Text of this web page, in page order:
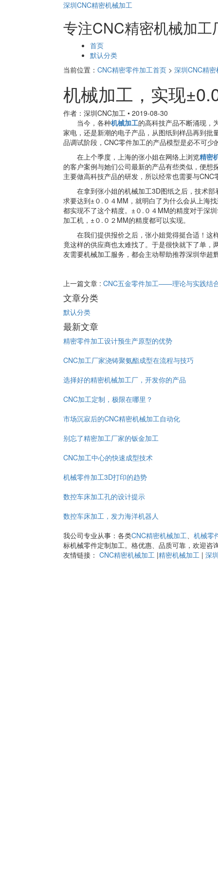
深圳CNC精密机械加工
专注CNC精密机械加工
导
航
首页
默认分类
当前位置： CNC精密零件加工首页 > 深圳CNC精
机械加工，实现
作者：深圳CNC加工 • 2019-08-30
当今，各种机械加工的高科技产品不断涌现，
家电，还是新潮的电子产品，从图纸到样品再到批
品调试阶段，CNC零件加工的产品模型是必不可
在上个季度，上海的张小姐在网络上浏览精密
的客户案例与她们公司最新的产品有些类似，便
主要做高科技产品的研发，所以经常也需要与CNC
在拿到张小姐的机械加工3D图纸之后，技术部
求要达到±０.０４MM，就明白了为什么会从上海
都实现不了这个精度。±０.０４MM的精度对于深
加工机，±０.０２MM的精度都可以实现。
在我们提供报价之后，张小姐觉得挺合适！这
竟这样的供应商也太难找了。于是很快就下了单
友需要机械加工服务，都会主动帮助推荐深圳华超
上一篇文章 : CNC五金零件加工——理论与实践结
文章分类
默认分类
最新文章
精密零件加工设计预生产原型的优势
CNC加工厂家浇铸聚氨酯成型在流程与技巧
选择好的精密机械加工厂，开发你的产品
CNC加工定制，极限在哪里？
市场沉寂后的CNC精密机械加工自动化
别忘了精密加工厂家的钣金加工
CNC加工中心的快速成型技术
机械零件加工3D打印的趋势
数控车床加工孔的设计提示
数控车床加工，发力海洋机器人
我公司专业从事：各类CNC精密机械加工、 机械零
标机械零件定制加工。格优惠、品质可靠，欢迎咨
友情链接： CNC精密机械加工 |精密机械加工 | 深